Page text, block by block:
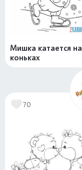
Мишка катается на
коньках
70